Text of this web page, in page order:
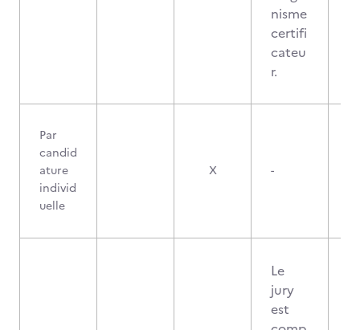
nisme
certifi
cateu
r.
Par
candid
ature
individ
uelle
X -
Le
jury
est